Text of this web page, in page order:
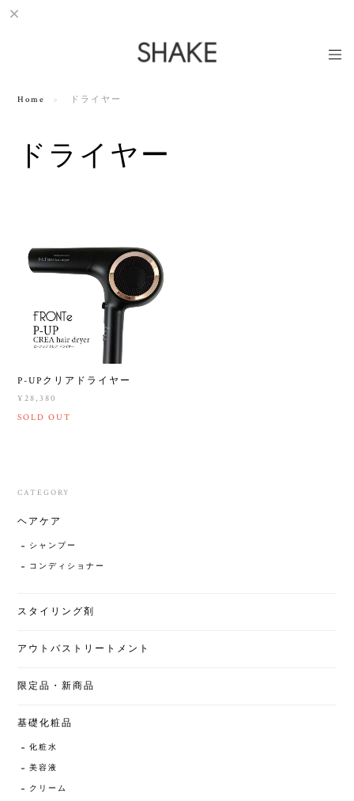
Home ドライヤー
ドライヤー
P-UPクリアドライヤー
¥28,380
SOLD OUT
CATEGORY
ヘアケア
シャンプー
コンディショナー
スタイリング剤
アウトバストリートメント
限定品・新商品
基礎化粧品
化粧水
美容液
クリーム